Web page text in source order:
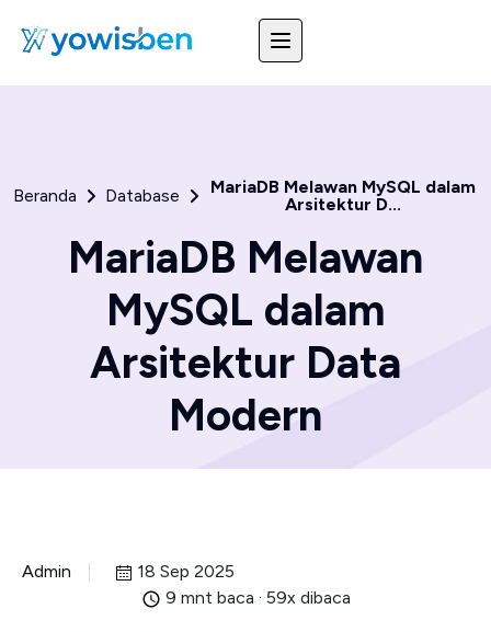
Beranda Database
MariaDB Melawan MySQL dalam
Arsitektur D...
MariaDB Melawan
MySQL dalam
Arsitektur Data
Modern
Admin
18 Sep 2025
9 mnt baca · 59x dibaca